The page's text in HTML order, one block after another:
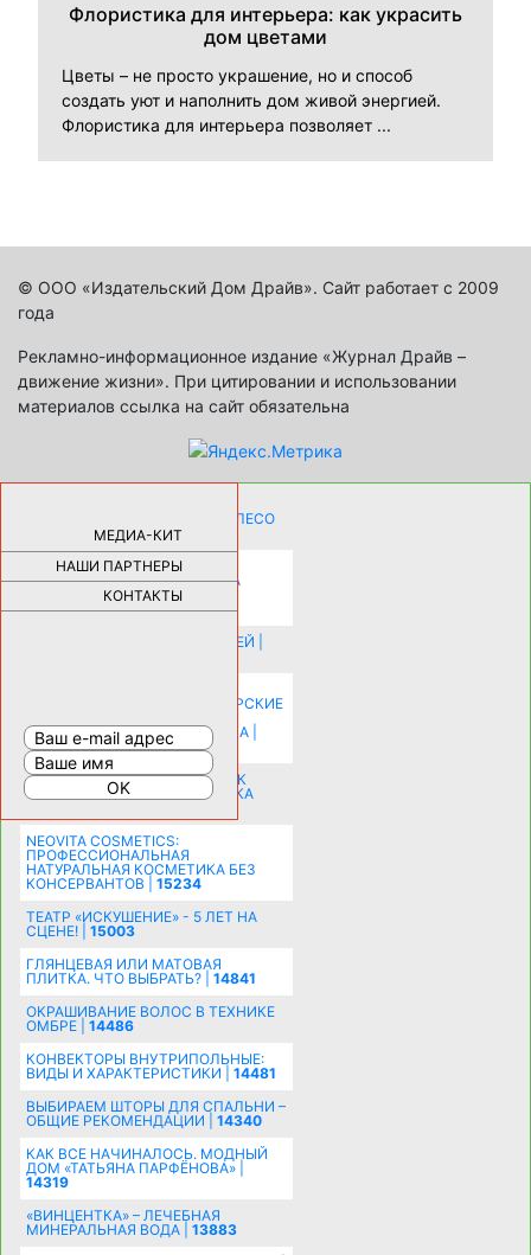
Флористика для интерьера: как украсить
дом цветами
Цветы – не просто украшение, но и способ
создать уют и наполнить дом живой энергией.
Флористика для интерьера позволяет ...
© ООО «Издательский Дом Драйв». Сайт работает с 2009
года
Рекламно-информационное издание «Журнал Драйв –
движение жизни». При цитировании и использовании
материалов ссылка на сайт обязательна
МЕДИА-КИТ
НАШИ ПАРТНЕРЫ
КОНТАКТЫ
КАК ДЕВУШКЕ ПОМЕНЯТЬ КОЛЕСО
НА АВТОМОБИЛЕ |69190
НОВЫЕ РАЗРАБОТКИ ДЛЯ
ОЗДОРОВЛЕНИЯ ОРГАНИЗМА
ПЛАТФОРМА ШУМАННА 3Д И
КАПСУЛА ЗДОРОВЬЯ |28297
ИСТОРИЯ НАКЛАДНЫХ НОГТЕЙ |
КОМНАТУ: ХИТРЫЕ ДИЗАЙНЕРСКИЕ
РАСШИРЕНИЯ ПРОСТРАНСТВА |
16206
СОБИРАЕМСЯ НА ПРАЗДНИК К
МОЛОДОЖЕНАМ: ПОДГОТОВКА
NEOVITA COSMETICS:
ПРОФЕССИОНАЛЬНАЯ
НАТУРАЛЬНАЯ КОСМЕТИКА БЕЗ
КОНСЕРВАНТОВ | 15234
ТЕАТР «ИСКУШЕНИЕ» - 5 ЛЕТ НА
СЦЕНЕ! | 15003
ГЛЯНЦЕВАЯ ИЛИ МАТОВАЯ
ПЛИТКА. ЧТО ВЫБРАТЬ? | 14841
ОКРАШИВАНИЕ ВОЛОС В ТЕХНИКЕ
ОМБРЕ | 14486
КОНВЕКТОРЫ ВНУТРИПОЛЬНЫЕ:
ВИДЫ И ХАРАКТЕРИСТИКИ | 14481
ВЫБИРАЕМ ШТОРЫ ДЛЯ СПАЛЬНИ –
ОБЩИЕ РЕКОМЕНДАЦИИ | 14340
КАК ВСЕ НАЧИНАЛОСЬ. МОДНЫЙ
ДОМ «ТАТЬЯНА ПАРФЁНОВА» |
14319
«ВИНЦЕНТКА» – ЛЕЧЕБНАЯ
МИНЕРАЛЬНАЯ ВОДА | 13883